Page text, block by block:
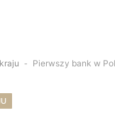
- Pierwszy bank w Polsce ogłasza swoją upadłość.